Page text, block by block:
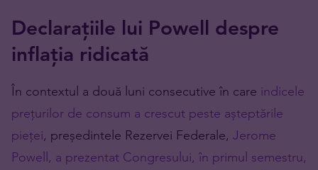
Declarațiile lui Powell despre
inflația ridicată
În contextul a două luni consecutive în care indicele
prețurilor de consum a crescut peste așteptările
pieței, președintele Rezervei Federale, Jerome
Powell, a prezentat Congresului, în primul semestru,